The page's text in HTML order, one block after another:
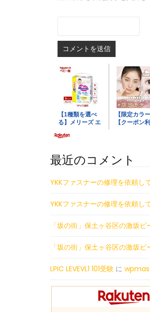
最近のコメント
YKKファスナーの修理を依頼し
YKKファスナーの修理を依頼し
「坂の街」保土ヶ谷区の激坂ビ
「坂の街」保土ヶ谷区の激坂ビ
LPIC LEVEVL1 101受験 に